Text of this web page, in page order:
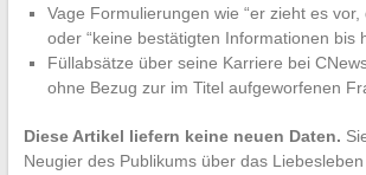
Vage Formulierungen wie “er zieht es vor,
oder “keine bestätigten Informationen bis
Füllabsätze über seine Karriere bei
ohne Bezug zur im Titel aufgeworfenen
Diese Artikel liefern keine neuen Daten.
Neugier des Publikums über das